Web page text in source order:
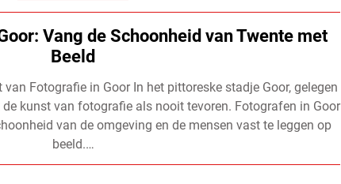
Vang de Schoonheid van Twente met
Beeld
Fotografie in Goor In het pittoreske stadje Goor, gelegen
kunst van fotografie als nooit tevoren. Fotografen in Goor
van de omgeving en de mensen vast te leggen op
beeld.…